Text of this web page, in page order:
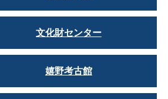
文化財センター
嬉野考古館